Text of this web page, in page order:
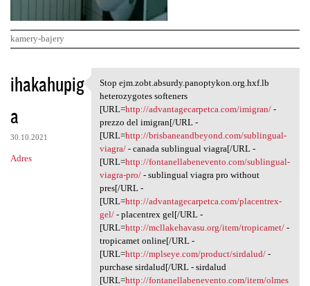
kamery-bajery
K
o
m
e
n
ihakahupig
a
30.10.2021
Adres
Stop ejm.zobt.absurdy
Stop ejm.zobt.absurdy.panoptykon.org.hxf.lb
heterozygotes softeners
[URL=http://advantagecarpetca.com/imigran/-
prezzo del imigran[/URL -
[URL=http://brisbaneandbeyond.com/sublingual-
viagra/- canada sublingual viagra[/URL -
[URL=http://fontanellabenevento.com/sublingual-
viagra-pro/- sublingual viagra pro without
pres[/URL -
[URL=http://advantagecarpetca.com/placentrex-
gel/- placentrex gel[/URL -
[URL=http://mcllakehavasu.org/item/tropicamet/-
tropicamet online[/URL -
[URL=http://mplseye.com/product/sirdalud/-
purchase sirdalud[/URL - sirdalud
[URL=http://fontanellabenevento.com/item/olmes